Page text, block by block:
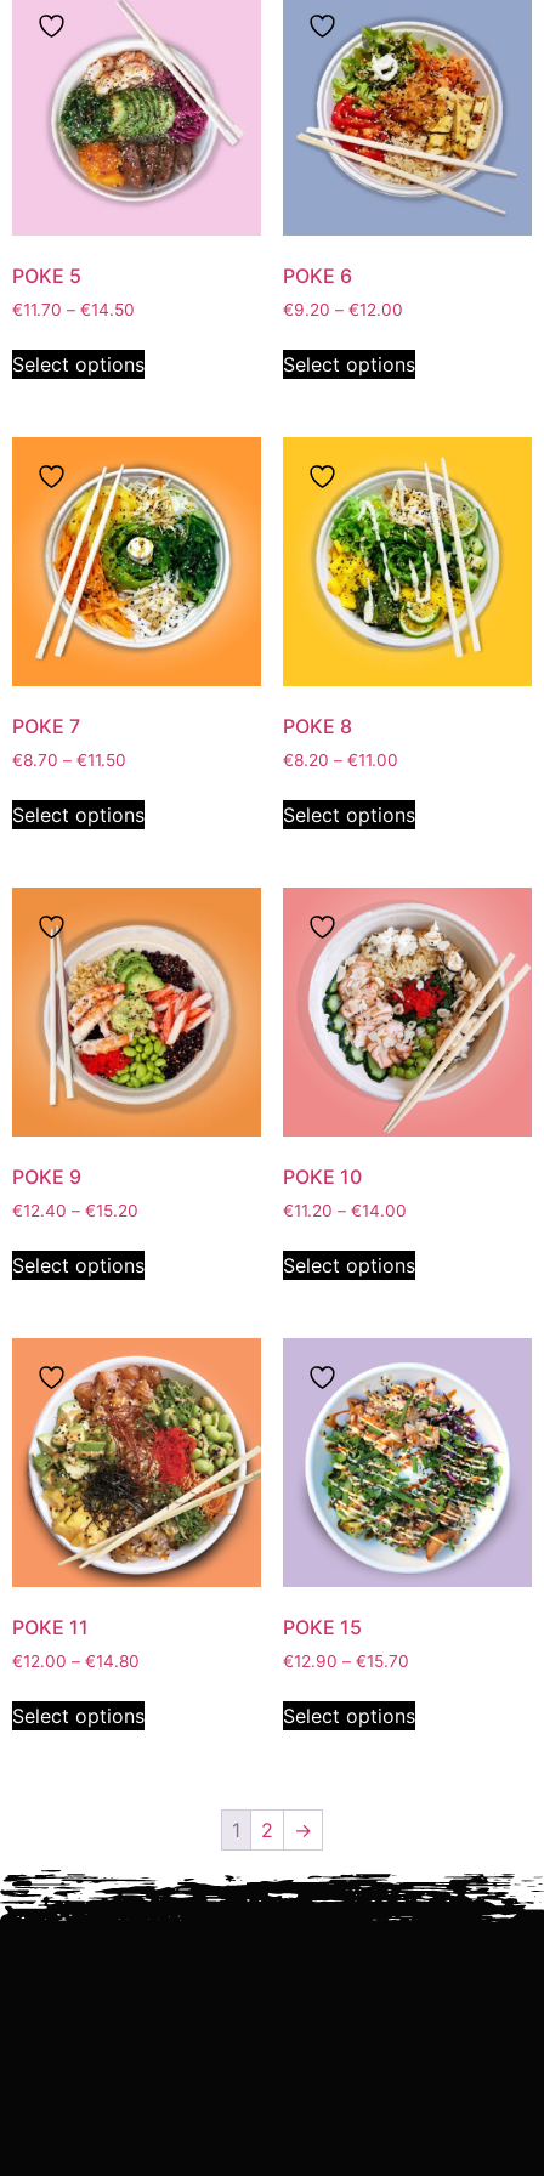
POKE 5
€11.70 – €14.50
Select options
POKE 6
€9.20 – €12.00
Select options
POKE 7
€8.70 – €11.50
Select options
POKE 8
€8.20 – €11.00
Select options
POKE 9
€12.40 – €15.20
Select options
POKE 10
€11.20 – €14.00
Select options
POKE 11
€12.00 – €14.80
Select options
POKE 15
€12.90 – €15.70
Select options
1 2 →